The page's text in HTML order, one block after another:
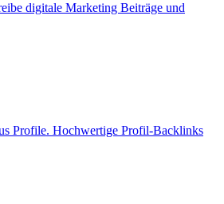
digitale Marketing Beiträge und
Profile. Hochwertige Profil-Backlinks